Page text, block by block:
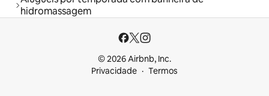
hidromassagem
© 2026 Airbnb, Inc.
Privacidade
Termos